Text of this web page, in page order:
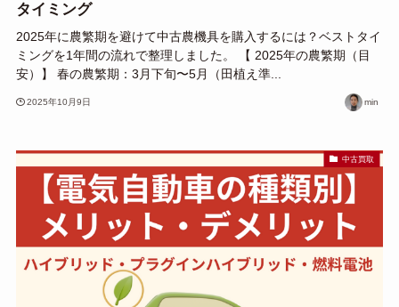
タイミング
2025年に農繁期を避けて中古農機具を購入するには？ベストタイ
ミングを1年間の流れで整理しました。 【 2025年の農繁期（目
安）】 春の農繁期：3月下旬〜5月（田植え準...
2025年10月9日 min
中古買取